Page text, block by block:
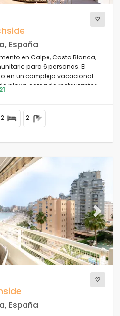
España
en Calpe, Costa Blanca,
para 6 personas. El
en un complejo vacacional
playa, cerca de restaurantes
a 50 m de la playa
2 2
Next
España